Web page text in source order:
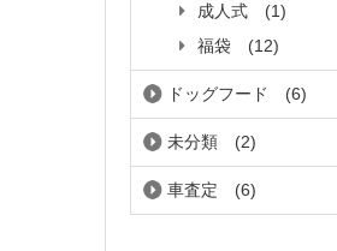
成人式
(1)
福袋
(12)
ドッグフード (6)
未分類 (2)
車査定 (6)